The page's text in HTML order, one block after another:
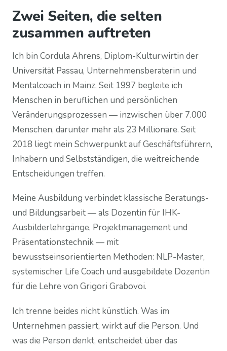
Zwei Seiten, die selten
zusammen auftreten
Ich bin Cordula Ahrens, Diplom-Kulturwirtin der
Universität Passau, Unternehmensberaterin und
Mentalcoach in Mainz. Seit 1997 begleite ich
Menschen in beruflichen und persönlichen
Veränderungsprozessen — inzwischen über 7.000
Menschen, darunter mehr als 23 Millionäre. Seit
2018 liegt mein Schwerpunkt auf Geschäftsführern,
Inhabern und Selbstständigen, die weitreichende
Entscheidungen treffen.
Meine Ausbildung verbindet klassische Beratungs-
und Bildungsarbeit — als Dozentin für IHK-
Ausbilderlehrgänge, Projektmanagement und
Präsentationstechnik — mit
bewusstseinsorientierten Methoden: NLP-Master,
systemischer Life Coach und ausgebildete Dozentin
für die Lehre von Grigori Grabovoi.
Ich trenne beides nicht künstlich. Was im
Unternehmen passiert, wirkt auf die Person. Und
was die Person denkt, entscheidet über das